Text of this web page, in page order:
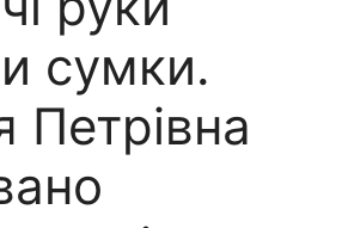
сумки.
Петрівна